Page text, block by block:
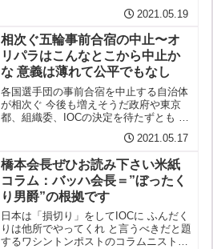
人気投票、上下ふたつともどうかよろし
く！日本人は望んでないのに日本人の自
称「味方」が五輪押し...
2021.05.19
相次ぐ五輪事前合宿の中止〜オ
リパラはこんなとこから中止か
な 意義は薄れて公平でもなし
各国選手団の事前合宿を中止する自治体
が相次ぐ 今後も増えそうだ政府や東京
都、組織委、IOCの決定を待たずとも こ
ろう少なくとも開催の意義が薄れ （国際
交流がなく平和への貢献なし） 公平性が
失われ （合宿の...
2021.05.17
橋本会長ぜひお読み下さい米紙
コラム：バッハ会長＝”ぼったく
り男爵”の根拠です
日本は「損切り」をしてIOCに ふんだく
りは他所でやってくれ と言うべきだと題
するワシントンポストのコラムニスト、